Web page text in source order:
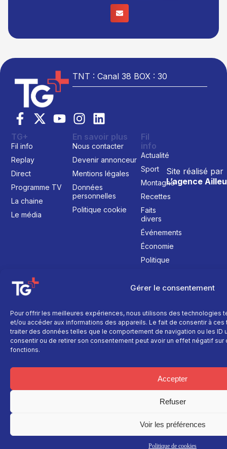
Gérer le consentement
Pour offrir les meilleures expériences, nous utilisons des technologies
et/ou accéder aux informations des appareils. Le fait de consentir à
traiter des données telles que le comportement de navigation ou les ID
consentir ou de retirer son consentement peut avoir un effet négatif
fonctions.
Accepter
Refuser
Voir les préférences
Politique de cookies
TNT : Canal 38 BOX : 30
Site réalisé par
L’agence
TG+
Fil info
Replay
Direct
Programme TV
La chaine
Le média
En savoir plus
Nous contacter
Devenir annonceur
Mentions légales
Données
personnelles
Politique cookie
Fil
info
Actualité
Sport
Montagne
Recettes
Faits
divers
Événements
Économie
Politique